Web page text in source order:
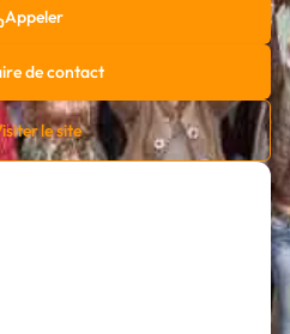
Appeler
de contact
le site